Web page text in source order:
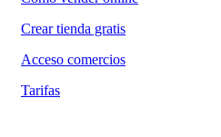
Crear tienda gratis
Acceso comercios
Tarifas